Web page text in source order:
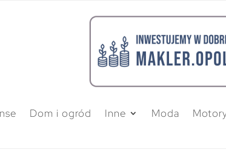
Dom i ogród Inne Moda